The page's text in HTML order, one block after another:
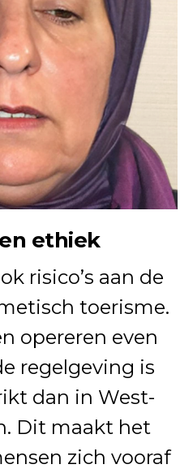
ethiek
risico’s aan de
toerisme.
opereren even
regelgeving is
dan in West-
Dit maakt het
zich vooraf